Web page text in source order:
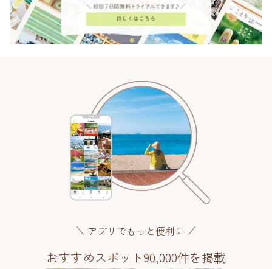
アプリでもっと便利に
おすすめスポット90,000件を掲載